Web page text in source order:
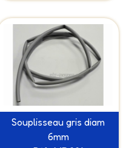
Souplisseau gris diam
6mm